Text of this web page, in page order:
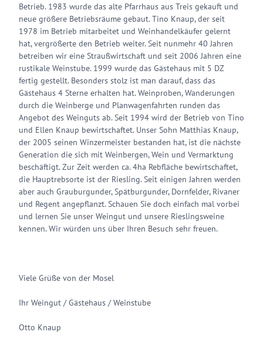
Betrieb. 1983 wurde das alte Pfarrhaus aus Treis gekauft und
neue größere Betriebsräume gebaut. Tino Knaup, der seit
1978 im Betrieb mitarbeitet und Weinhandelkäufer gelernt
hat, vergrößerte den Betrieb weiter. Seit nunmehr 40 Jahren
betreiben wir eine Straußwirtschaft und seit 2006 Jahren eine
rustikale Weinstube. 1999 wurde das Gästehaus mit 5 DZ
fertig gestellt. Besonders stolz ist man darauf, dass das
Gästehaus 4 Sterne erhalten hat. Weinproben, Wanderungen
durch die Weinberge und Planwagenfahrten runden das
Angebot des Weinguts ab. Seit 1994 wird der Betrieb von Tino
und Ellen Knaup bewirtschaftet. Unser Sohn Matthias Knaup,
der 2005 seinen Winzermeister bestanden hat, ist die nächste
Generation die sich mit Weinbergen, Wein und Vermarktung
beschäftigt. Zur Zeit werden ca. 4ha Rebfläche bewirtschaftet,
die Hauptrebsorte ist der Riesling. Seit einigen Jahren werden
aber auch Grauburgunder, Spätburgunder, Dornfelder, Rivaner
und Regent angepflanzt. Schauen Sie doch einfach mal vorbei
und lernen Sie unser Weingut und unsere Rieslingsweine
kennen. Wir würden uns über Ihren Besuch sehr freuen.
Viele Grüße von der Mosel
Ihr Weingut / Gästehaus / Weinstube
Otto Knaup